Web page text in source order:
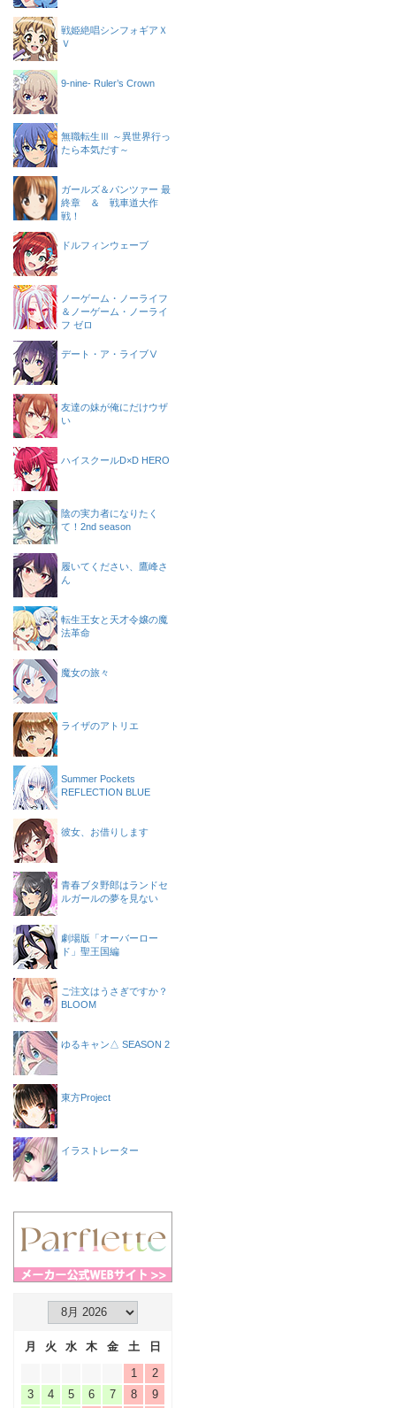
戦姫絶唱シンフォギアＸ
Ｖ
9-nine- Ruler’s Crown
無職転生Ⅲ ～異世界行っ
たら本気だす～
ガールズ＆パンツァー 最
終章 ＆ 戦車道大作
戦！
ドルフィンウェーブ
ノーゲーム・ノーライフ
＆ノーゲーム・ノーライ
フ ゼロ
デート・ア・ライブⅤ
友達の妹が俺にだけウザ
い
ハイスクールD×D HERO
陰の実力者になりたく
て！2nd season
履いてください、鷹峰さ
ん
転生王女と天才令嬢の魔
法革命
魔女の旅々
ライザのアトリエ
Summer Pockets
REFLECTION BLUE
彼女、お借りします
青春ブタ野郎はランドセ
ルガールの夢を見ない
劇場版「オーバーロー
ド」聖王国編
ご注文はうさぎですか？
BLOOM
ゆるキャン△ SEASON 2
東方Project
イラストレーター
月 火 水 木 金 土
日
1
2
3
4 5 6 7 8
9